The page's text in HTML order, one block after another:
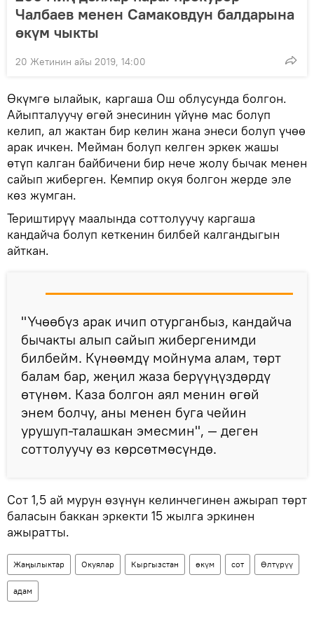
Чалбаев менен Самаковдун балдарына
өкүм чыкты
20 Жетинин айы 2019, 14:00
Өкүмгө ылайык, каргаша Ош облусунда болгон.
Айыпталуучу өгөй энесинин үйүнө мас болуп
келип, ал жактан бир келин жана энеси болуп үчөө
арак ичкен. Мейман болуп келген эркек жашы
өтүп калган байбичени бир нече жолу бычак менен
сайып жиберген. Кемпир окуя болгон жерде эле
көз жумган.
Териштирүү маалында соттолуучу каргаша
кандайча болуп кеткенин билбей калгандыгын
айткан.
"Үчөөбүз арак ичип отурганбыз, кандайча
бычакты алып сайып жибергенимди
билбейм. Күнөөмдү мойнума алам, төрт
балам бар, жеңил жаза берүүңүздөрдү
өтүнөм. Каза болгон аял менин өгөй
энем болчу, аны менен буга чейин
урушуп-талашкан эмесмин", — деген
соттолуучу өз көрсөтмөсүндө.
Сот 1,5 ай мурун өзүнүн келинчегинен ажырап төрт
баласын баккан эркекти 15 жылга эркинен
ажыратты.
Жаңылыктар Окуялар Кыргызстан өкүм сот Өлтүрүү
адам